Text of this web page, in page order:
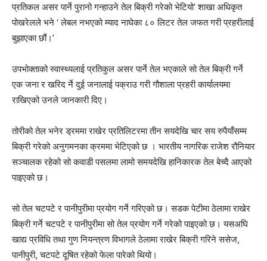
प्रतिकल असर पार्ने पुरानो गन्हाउने तेल बिक्री गरेको भेटियो’ शाखा अधिकृत
पोखरेलले भने ‘ लेबल नभएको म्याद नाघेका ८० लिटर तेल जफत गरी प्रहरीलाई
बुझाएका छौं।’
उपभोक्ताको स्वास्थ्यलाई प्रतिकुल असर पार्ने तेल भएकाले सो तेल बिक्री गर्ने
एक जना र खरिद र्ने दुई जनालाई पक्राउ गरी गौशाला प्रहरी कार्यालयमा
राखिएको उनले जानकारी दिए।
तोरीको तेल भनेर ड्रममा राखेर प्रतिलिटरमा तीन सयदेखि चार सय रुपैयाँसम्म
बिक्री गरेको अनुगमनका क्रममा भेटिएको छ । भारतीय नागरिक राजेश रौनियार
सञ्चालक रहेको सो कवाडी पसलमा लामो समयदेखि हानिकारक तेल बेच्दै आएको
पाइएको छ।
सो तेल चटपटे र पानीपुरीमा प्रयोग गर्ने गरिएको छ। सडक पेटीमा ठेलामा राखेर
बिक्री गर्ने चटपटे र पानीपुरीमा सो तेल प्रयोग गर्ने गरेको पाइएको छ। यसअघि
खाद्य प्रविधि तथा गुण नियन्त्रण विभागले ठेलामा राखेर बिक्री गरिने ससेज,
पानीपुरी, चटपटे दूषित रहेको फेला पारेको थियो।